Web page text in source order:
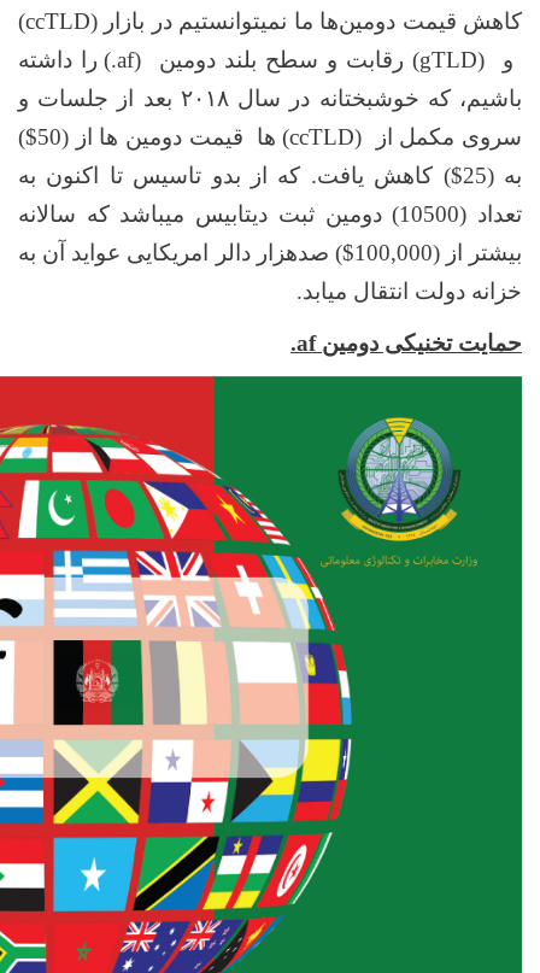
کاهش قیمت دومین‌ها ما نمیتوانستیم در بازار (ccTLD)
و
(gTLD)رقابت و سطح بلند دومین (.af)را داشته
باشیم، که خوشبختانه در سال ۲۰۱۸ بعد از جلسات و
سروی مکمل از
(ccTLD)ها قیمت دومین ها از ($50)
به($25) کاهش یافت. که از بدو تاسیس تا اکنون به
تعداد (10500) دومین ثبت دیتابیس میباشد که سالانه
بیشتر از ($100,000) صدهزار دالر امریکایی عواید آن به
خزانه دولت انتقال میابد.
حمایت تخنیکی دومین.af